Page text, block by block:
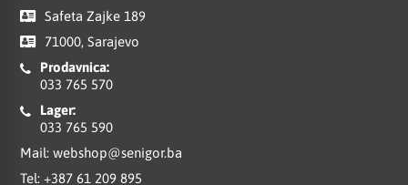
Safeta Zajke 189
71000, Sarajevo
Prodavnica:
033 765 570
Lager:
033 765 590
Mail: webshop@senigor.ba
Tel: +387 61 209 895